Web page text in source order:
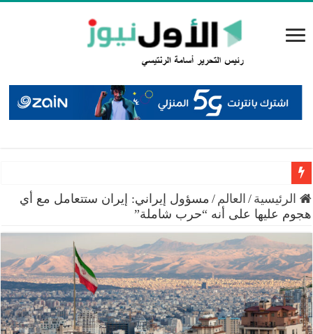
سميرات: افتتاح “منصة الشمال” يجسد التزام الوزارة
الرئيسية / العالم / مسؤول إيراني: إيران ستتعامل مع أي
هجوم عليها على أنه “حرب شاملة”